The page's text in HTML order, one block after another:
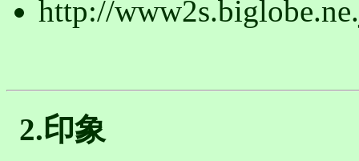
http://
2.印象